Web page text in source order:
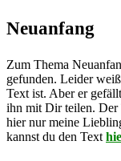
Neuanfang
Zum Thema
gefunden. Leider
Text ist. Aber er
ihn mit Dir teilen. Der
hier nur meine
kannst du den Text